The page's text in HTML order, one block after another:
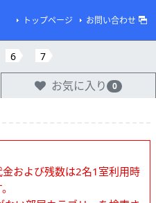
トップページ お問い合わせ
6 7
お気に入り 0
および残数は2名1室利用時